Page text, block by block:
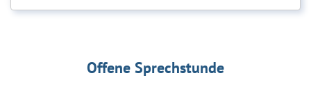
Offene Sprechstunde